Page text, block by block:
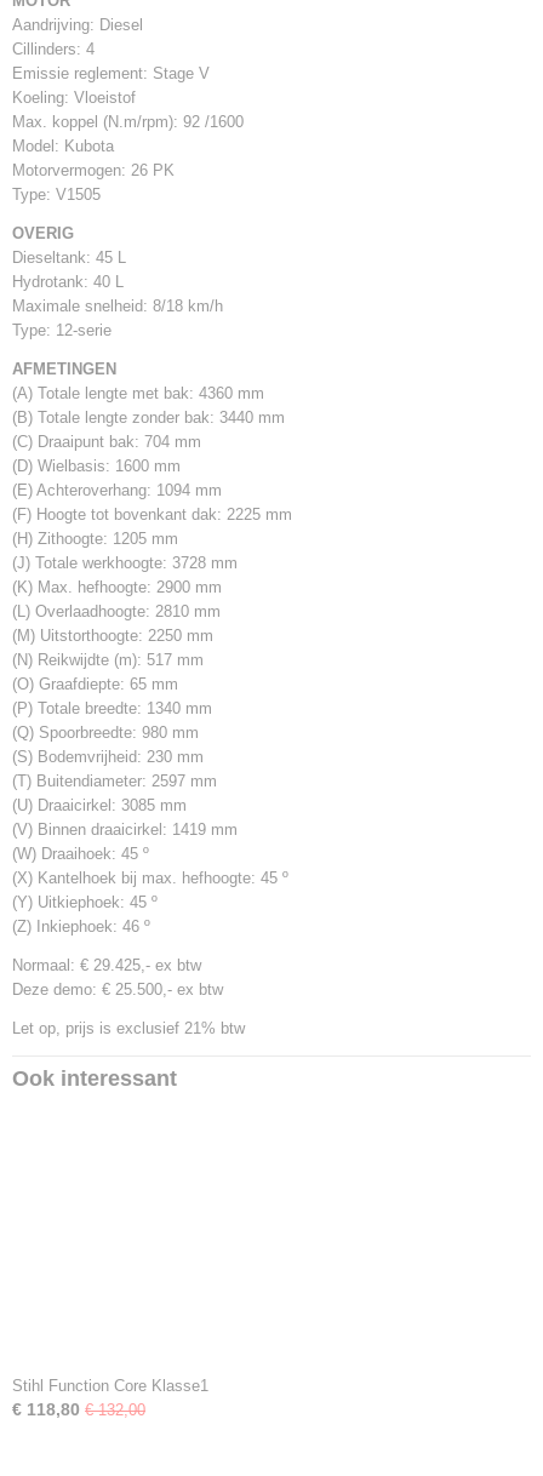
Aandrijving: Diesel
Cillinders: 4
Emissie reglement: Stage V
Koeling: Vloeistof
Max. koppel (N.m/rpm): 92 /1600
Model: Kubota
Motorvermogen: 26 PK
Type: V1505
OVERIG
Dieseltank: 45 L
Hydrotank: 40 L
Maximale snelheid: 8/18 km/h
Type: 12-serie
AFMETINGEN
(A) Totale lengte met bak: 4360 mm
(B) Totale lengte zonder bak: 3440 mm
(C) Draaipunt bak: 704 mm
(D) Wielbasis: 1600 mm
(E) Achteroverhang: 1094 mm
(F) Hoogte tot bovenkant dak: 2225 mm
(H) Zithoogte: 1205 mm
(J) Totale werkhoogte: 3728 mm
(K) Max. hefhoogte: 2900 mm
(L) Overlaadhoogte: 2810 mm
(M) Uitstorthoogte: 2250 mm
(N) Reikwijdte (m): 517 mm
(O) Graafdiepte: 65 mm
(P) Totale breedte: 1340 mm
(Q) Spoorbreedte: 980 mm
(S) Bodemvrijheid: 230 mm
(T) Buitendiameter: 2597 mm
(U) Draaicirkel: 3085 mm
(V) Binnen draaicirkel: 1419 mm
(W) Draaihoek: 45 º
(X) Kantelhoek bij max. hefhoogte: 45 º
(Y) Uitkiephoek: 45 º
(Z) Inkiephoek: 46 º
Normaal: € 29.425,- ex btw
Deze demo: € 25.500,- ex btw
Let op, prijs is exclusief 21% btw
Ook interessant
Stihl Function Core Klasse1
€ 118,80 € 132,00